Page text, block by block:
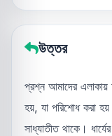
উত্তর
প্রশ্ন আমাদের এলাকায়
হয়, যা পরিশোধ করা
সাধ্যাতীত থাকে।